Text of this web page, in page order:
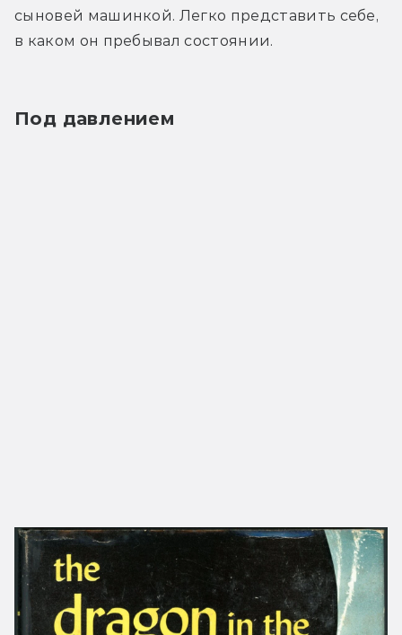
сыновей машинкой. Легко представить себе,
в каком он пребывал состоянии.
Под давлением